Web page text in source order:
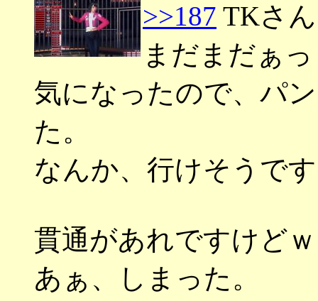
>>187 TKさん
まだまだぁ
気になったので、パ
た。
なんか、行けそうで
貫通があれですけどｗ
あぁ、しまった。